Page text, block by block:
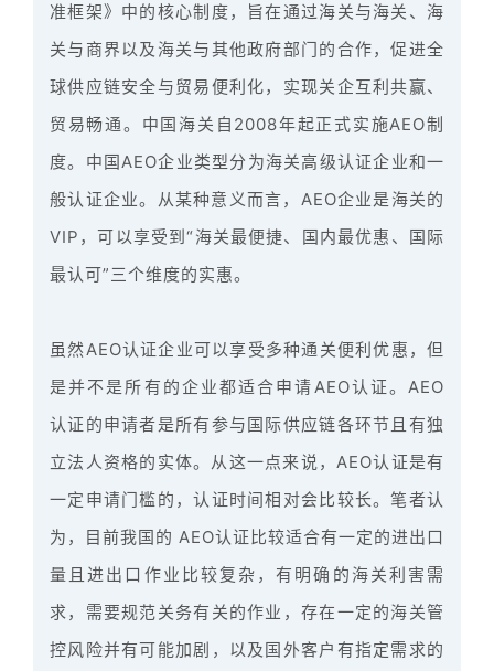
准框架》中的核心制度，旨在通过海关与海关、海
关与商界以及海关与其他政府部门的合作，促进全
球供应链安全与贸易便利化，实现关企互利共赢、
贸易畅通。中国海关自2008年起正式实施AEO制
度。中国AEO企业类型分为海关高级认证企业和一
般认证企业。从某种意义而言，AEO企业是海关的
VIP，可以享受到“海关最便捷、国内最优惠、国际
最认可”三个维度的实惠。
虽然AEO认证企业可以享受多种通关便利优惠，但
是并不是所有的企业都适合申请AEO认证。AEO
认证的申请者是所有参与国际供应链各环节且有独
立法人资格的实体。从这一点来说，AEO认证是有
一定申请门槛的，认证时间相对会比较长。笔者认
为，目前我国的 AEO认证比较适合有一定的进出口
量且进出口作业比较复杂，有明确的海关利害需
求，需要规范关务有关的作业，存在一定的海关管
控风险并有可能加剧，以及国外客户有指定需求的